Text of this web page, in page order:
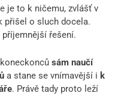
je to k ničemu, zvlášť v
přišel o sluch docela.
řešení.
sám naučí
a stane se vnímavější i k
. Právě tady proto leží